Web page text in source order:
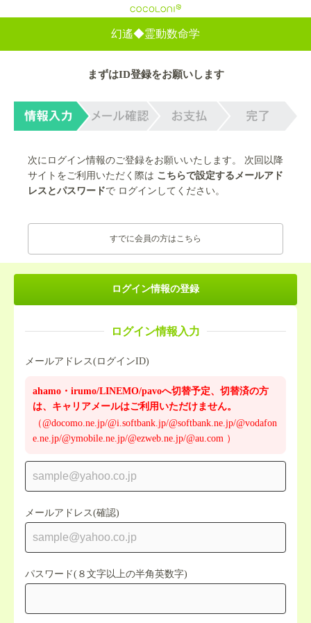
幻遙◆霊動数命学
まずはID登録をお願いします
次にログイン情報のご登録をお願いいたします。 次回以降
サイトをご利用いただく際は こちらで設定するメールアド
レスとパスワードで ログインしてください。
すでに会員の方はこちら
ログイン情報の登録
ログイン情報入力
メールアドレス(ログインID)
ahamo・irumo/LINEMO/pavoへ切替予定、切替済の方
は、キャリアメールはご利用いただけません。
（@docomo.ne.jp/@i.softbank.jp/@softbank.ne.jp/@vodafon
e.ne.jp/@ymobile.ne.jp/@ezweb.ne.jp/@au.com ）
メールアドレス(確認)
パスワード(８文字以上の半角英数字)